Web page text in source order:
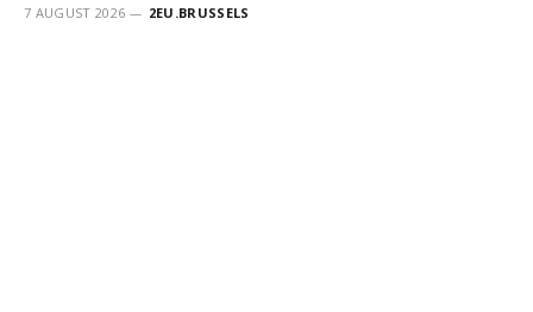
7 AUGUST 2026 2EU.BRUSSELS